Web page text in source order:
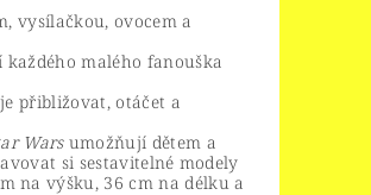
vysílačkou, ovocem a
každého malého fanouška
přibližovat, otáčet a
Wars umožňují dětem a
si sestavitelné modely
na výšku, 36 cm na délku a